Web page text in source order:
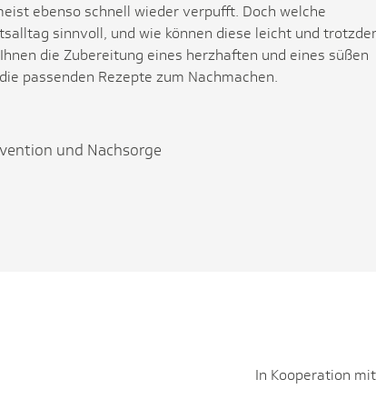
ebenso schnell wieder verpufft. Doch welche
sinnvoll, und wie können diese leicht und
die Zubereitung eines herzhaften und eines süßen
passenden Rezepte zum Nachmachen.
und Nachsorge
In Kooperation